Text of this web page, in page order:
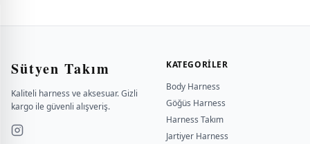
Sütyen Takım
Kaliteli harness ve aksesuar. Gizli
kargo ile güvenli alışveriş.
KATEGORILER
Body Harness
Göğüs Harness
Harness Takım
Jartiyer Harness